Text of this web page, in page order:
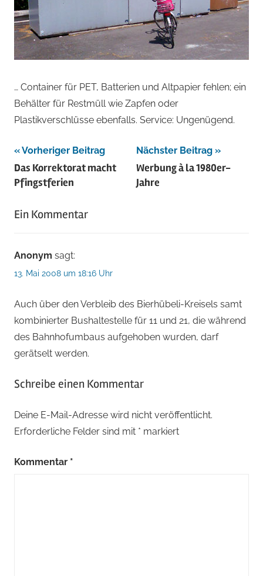
… Container für PET, Batterien und Altpapier fehlen; ein
Behälter für Restmüll wie Zapfen oder
Plastikverschlüsse ebenfalls. Service: Ungenügend.
Beitragsnavigation
Vorheriger Beitrag
Das Korrektorat macht
Pfingstferien
Nächster Beitrag
Werbung à la 1980er-
Jahre
Ein Kommentar
Anonym sagt:
13. Mai 2008 um 18:16 Uhr
Auch über den Verbleib des Bierhübeli-Kreisels samt
kombinierter Bushaltestelle für 11 und 21, die während
des Bahnhofumbaus aufgehoben wurden, darf
gerätselt werden.
Schreibe einen Kommentar
Deine E-Mail-Adresse wird nicht veröffentlicht.
Erforderliche Felder sind mit * markiert
Kommentar *